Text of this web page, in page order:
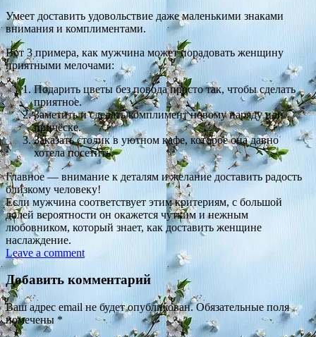
Умеет доставить удовольствие даже маленькими знаками
внимания и комплиментами.
Вот 3 примера, как мужчина может порадовать женщину
приятными мелочами:
Подарить цветы без повода просто так, чтобы сделать
приятное.
Заметить и сделать комплимент новому наряду или
причёске.
Заказать столик в уютном кафе, которое она давно
хотела посетить.
Главное — внимание к деталям и желание доставить радость
близкому человеку!
Если мужчина соответствует этим критериям, с большой
долей вероятности он окажется чутким и нежным
любовником, который знает, как доставить женщине
наслаждение.
Leave a comment
Добавить комментарий
Ваш адрес email не будет опубликован. Обязательные поля
помечены *